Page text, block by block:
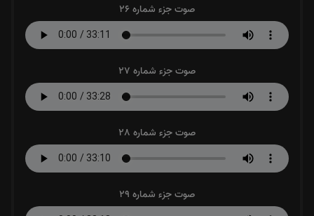
صوت جزء شماره 26
صوت جزء شماره 27
صوت جزء شماره 28
صوت جزء شماره 29